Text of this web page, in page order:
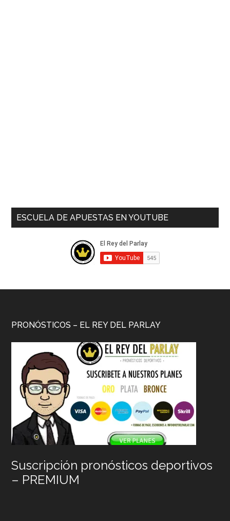
ESCUELA DE APUESTAS EN YOUTUBE
PRONÓSTICOS – EL REY DEL PARLAY
Suscripción pronósticos deportivos
– PREMIUM